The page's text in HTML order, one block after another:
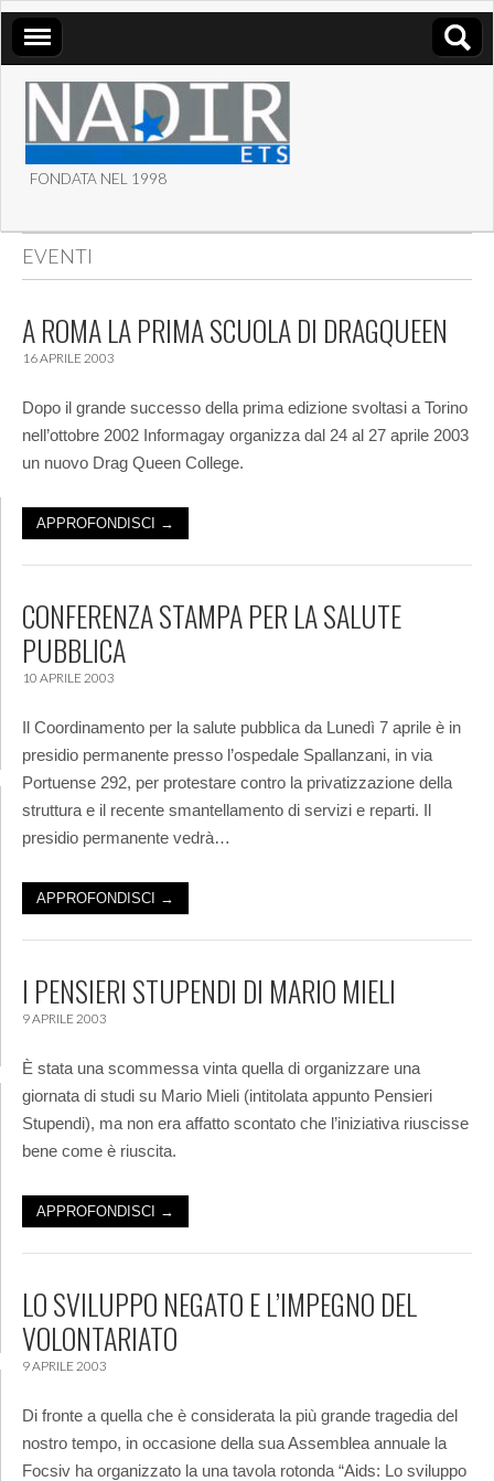
ASSOCIAZIONE NADIR
ETS
FONDATA NEL 1998
EVENTI
A ROMA LA PRIMA SCUOLA DI DRAGQUEEN
16 APRILE 2003
Dopo il grande successo della prima edizione svoltasi a Torino
nell’ottobre 2002 Informagay organizza dal 24 al 27 aprile 2003
un nuovo Drag Queen College.
APPROFONDISCI →
CONFERENZA STAMPA PER LA SALUTE
PUBBLICA
10 APRILE 2003
Il Coordinamento per la salute pubblica da Lunedì 7 aprile è in
presidio permanente presso l’ospedale Spallanzani, in via
Portuense 292, per protestare contro la privatizzazione della
struttura e il recente smantellamento di servizi e reparti. Il
presidio permanente vedrà…
APPROFONDISCI →
I PENSIERI STUPENDI DI MARIO MIELI
9 APRILE 2003
È stata una scommessa vinta quella di organizzare una
giornata di studi su Mario Mieli (intitolata appunto Pensieri
Stupendi), ma non era affatto scontato che l’iniziativa riuscisse
bene come è riuscita.
APPROFONDISCI →
LO SVILUPPO NEGATO E L’IMPEGNO DEL
VOLONTARIATO
9 APRILE 2003
Di fronte a quella che è considerata la più grande tragedia del
nostro tempo, in occasione della sua Assemblea annuale la
Focsiv ha organizzato la una tavola rotonda “Aids: Lo sviluppo